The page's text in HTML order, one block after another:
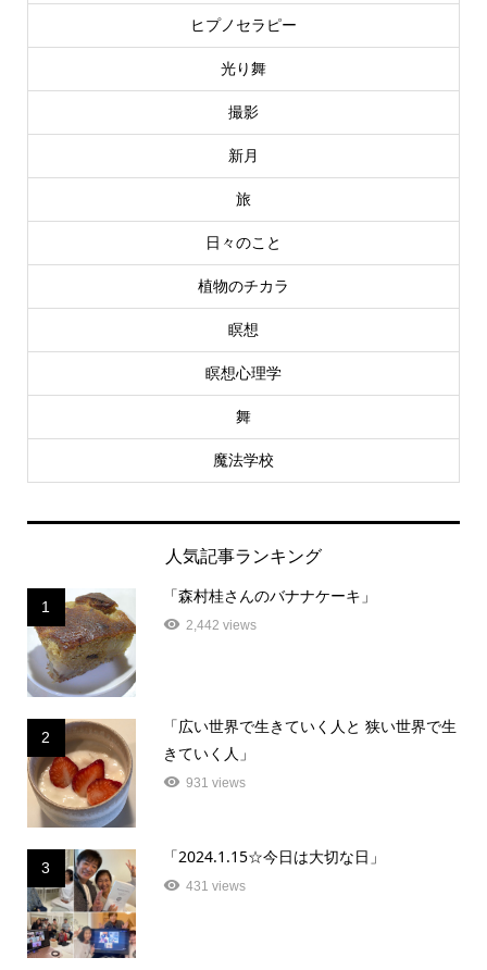
ヒプノセラピー
光り舞
撮影
新月
旅
日々のこと
植物のチカラ
瞑想
瞑想心理学
舞
魔法学校
人気記事ランキング
1
「森村桂さんのバナナケーキ」
2,442 views
2
「広い世界で生きていく人と 狭い世界で生
きていく人」
931 views
3
「2024.1.15☆今日は大切な日」
431 views